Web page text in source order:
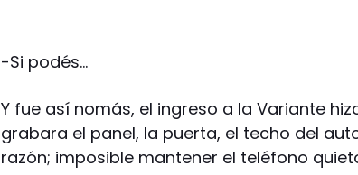
-Si podés…
Y fue así nomás, el ingreso a la Variante
grabara el panel, la puerta, el techo del
razón; imposible mantener el teléfono